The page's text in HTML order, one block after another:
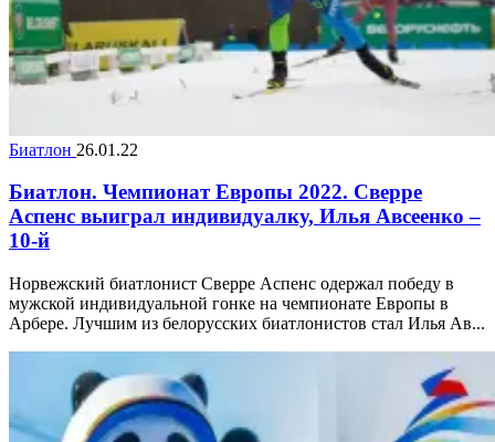
Биатлон 26.01.22
Биатлон. Чемпионат Европы 2022. Сверре
Аспенс выиграл индивидуалку, Илья Авсеенко –
10-й
Норвежский биатлонист Сверре Аспенс одержал победу в
мужской индивидуальной гонке на чемпионате Европы в
Арбере. Лучшим из белорусских биатлонистов стал Илья Ав...